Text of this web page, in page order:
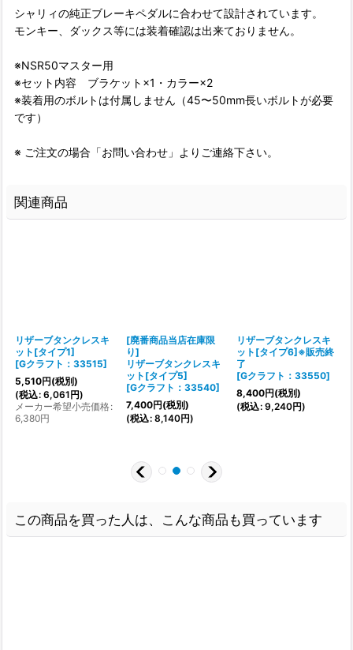
シャリィの純正ブレーキペダルに合わせて設計されています。
モンキー、ダックス等には装着確認は出来ておりません。
※NSR50マスター用
※セット内容 ブラケット×1・カラー×2
※装着用のボルトは付属しません（45〜50mm長いボルトが必要
です）
※ ご注文の場合「お問い合わせ」よりご連絡下さい。
関連商品
リザーブタンクレスキ
ット[タイプ1]
[Gクラフト：33515]
5,510円(税別)
(税込: 6,061円)
メーカー希望小売価格:
6,380円
[廃番商品当店在庫限
り]
リザーブタンクレスキ
ット[タイプ5]
[Gクラフト：33540]
7,400円(税別)
(税込: 8,140円)
リザーブタンクレスキ
ット[タイプ6]※販売終
了
[Gクラフト：33550]
8,400円(税別)
(税込: 9,240円)
この商品を買った人は、こんな商品も買っています